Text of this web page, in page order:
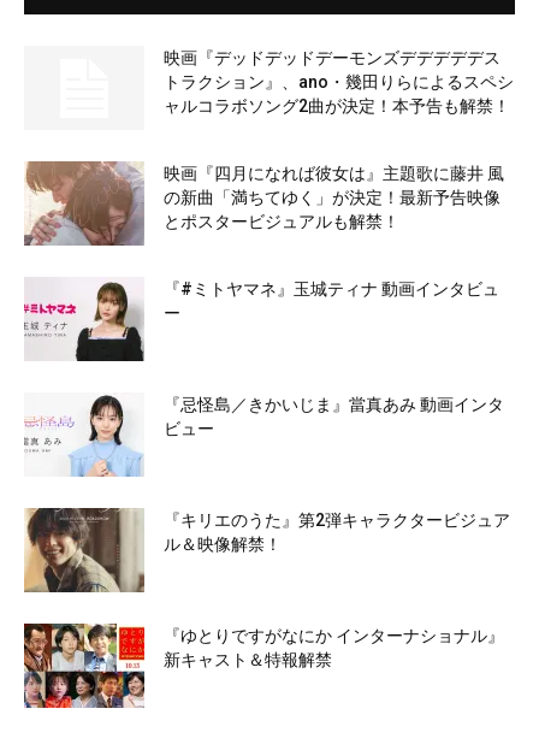
映画『デッドデッドデーモンズデデデデデス
トラクション』、ano・幾田りらによるスペシ
ャルコラボソング2曲が決定！本予告も解禁！
映画『四月になれば彼女は』主題歌に藤井 風
の新曲「満ちてゆく」が決定！最新予告映像
とポスタービジュアルも解禁！
『#ミトヤマネ』玉城ティナ 動画インタビュ
ー
『忌怪島／きかいじま』當真あみ 動画インタ
ビュー
『キリエのうた』第2弾キャラクタービジュア
ル＆映像解禁！
『ゆとりですがなにか インターナショナル』
新キャスト＆特報解禁